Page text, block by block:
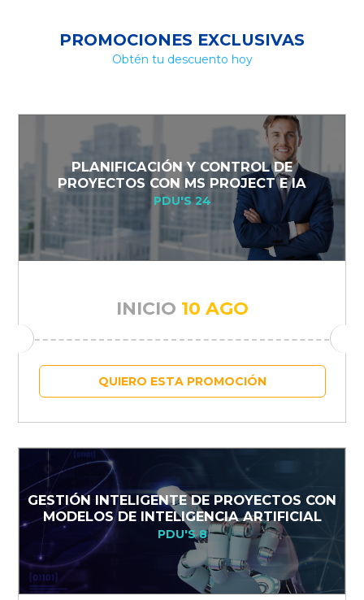
PROMOCIONES EXCLUSIVAS
Obtén tu descuento hoy
PLANIFICACIÓN Y CONTROL DE
PROYECTOS CON MS PROJECT E IA
PDU'S 24
INICIO 10 AGO
QUIERO ESTA PROMOCIÓN
GESTIÓN INTELIGENTE DE PROYECTOS CON
MODELOS DE INTELIGENCIA ARTIFICIAL
PDU'S 8